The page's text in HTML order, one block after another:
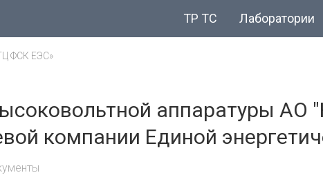
ТР ТС Лаборатории
ФСК ЕЭС»
аппаратуры АО
компании Единой